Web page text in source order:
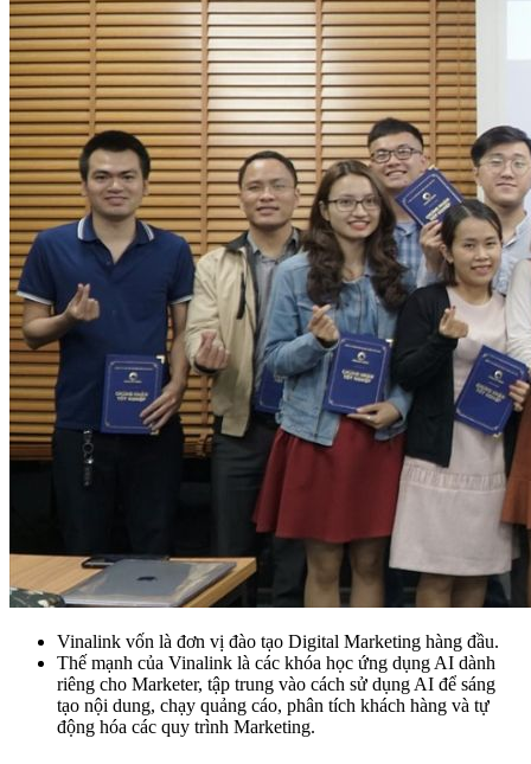
Vinalink vốn là đơn vị đào tạo Digital Marketing hàng đầu.
Thế mạnh của Vinalink là các khóa học ứng dụng AI dành
riêng cho Marketer, tập trung vào cách sử dụng AI để sáng
tạo nội dung, chạy quảng cáo, phân tích khách hàng và tự
động hóa các quy trình Marketing.